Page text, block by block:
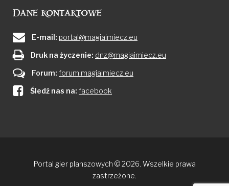
Dane kontaktowe
E-mail: portal@magiaimiecz.eu
Druk na życzenie: dnz@magiaimiecz.eu
Forum: forum.magiaimiecz.eu
Śledź nas na: facebook
Portal gier planszowych © 2026. Wszelkie prawa
zastrzeżone.